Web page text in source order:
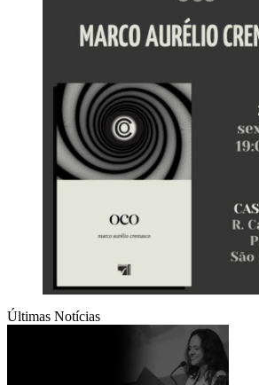
Últimas Notícias